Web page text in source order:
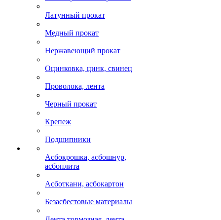
Латунный прокат
Медный прокат
Нержавеющий прокат
Оцинковка, цинк, свинец
Проволока, лента
Черный прокат
Крепеж
Подшипники
Асбокрошка, асбошнур,
асбоплита
Асботкани, асбокартон
Безасбестовые материалы